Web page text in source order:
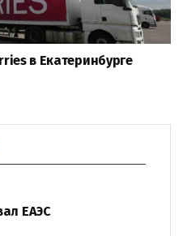
в Екатеринбурге
ЕАЭС